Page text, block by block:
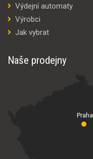
Výdejní automaty
Výrobci
Jak vybrat
Naše prodejny
Praha